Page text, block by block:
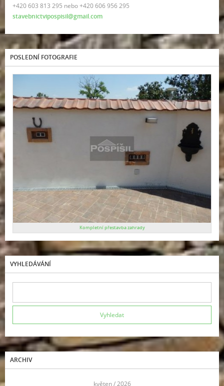
+420 603 813 295 nebo +420 606 956 295
stavebnictvipospisil@gmail.com
POSLEDNÍ FOTOGRAFIE
Kompletní přestavba zahrady
VYHLEDÁVÁNÍ
ARCHIV
květen / 2026